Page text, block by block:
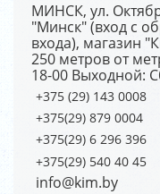
МИНСК, ул.
"Минск" (вход с
входа), магазин
250 метров от
18-00 Выходной:
+375 (29) 143 0008
+375(29) 879 0004
+375(29) 6 296 396
+375(29) 540 40 45
info@kim.by